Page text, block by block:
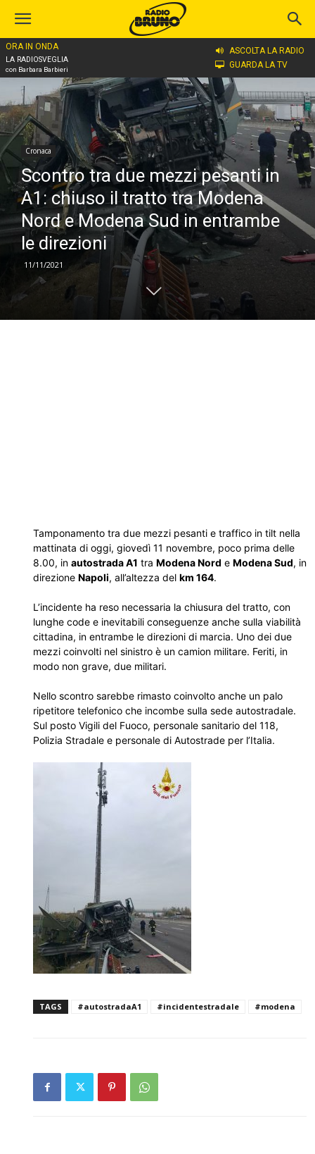
ORA IN ONDA
LA RADIOSVEGLIA
con Barbara Barbieri
ASCOLTA LA RADIO
GUARDA LA TV
Home
Cronaca
Scontro tra due mezzi pesanti in
A1: chiuso il tratto tra Modena
Nord e Modena Sud in entrambe
le direzioni
11/11/2021
Tamponamento tra due mezzi pesanti e traffico in tilt nella
mattinata di oggi, giovedì 11 novembre, poco prima delle
8.00, in autostrada A1 tra Modena Nord e Modena Sud, in
direzione Napoli, all’altezza del km 164.
L’incidente ha reso necessaria la chiusura del tratto, con
lunghe code e inevitabili conseguenze anche sulla viabilità
cittadina, in entrambe le direzioni di marcia. Uno dei due
mezzi coinvolti nel sinistro è un camion militare. Feriti, in
modo non grave, due militari.
Nello scontro sarebbe rimasto coinvolto anche un palo
ripetitore telefonico che incombe sulla sede autostradale.
Sul posto Vigili del Fuoco, personale sanitario del 118,
Polizia Stradale e personale di Autostrade per l’Italia.
TAGS #autostradaA1 #incidentestradale #modena